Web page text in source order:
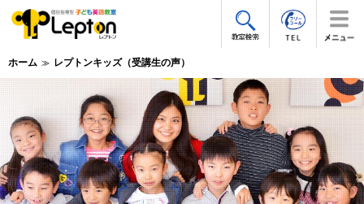
ホーム レプトンキッズ（受講生の声）